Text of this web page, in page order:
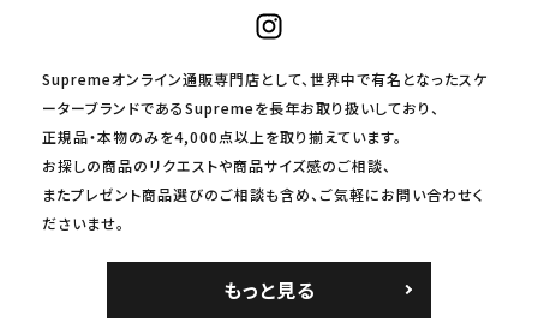
Supremeオンライン通販専門店として、世界中で有名となったスケ
ーターブランドであるSupremeを長年お取り扱いしており、
正規品・本物のみを4,000点以上を取り揃えています。
お探しの商品のリクエストや商品サイズ感のご相談、
またプレゼント商品選びのご相談も含め、ご気軽にお問い合わせく
ださいませ。
もっと見る